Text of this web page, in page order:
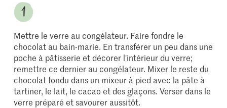
Mettre le verre au congélateur. Faire fondre le
chocolat au bain-marie. En transférer un peu dans une
poche à pâtisserie et décorer l'intérieur du verre;
remettre ce dernier au congélateur. Mixer le reste du
chocolat fondu dans un mixeur à pied avec la pâte à
tartiner, le lait, le cacao et des glaçons. Verser dans le
verre préparé et savourer aussitôt.